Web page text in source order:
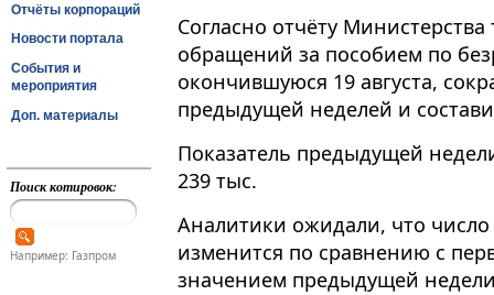
Отчёты корпораций
Новости портала
События и
мероприятия
Доп. материалы
Поиск котировок:
Например: Газпром
Согласно отчёту
обращений за пособием по
окончившуюся 19 августа,
предыдущей неделей и
Показатель предыдущей
239 тыс.
Аналитики ожидали, что
изменится по сравнению с
значением предыдущей